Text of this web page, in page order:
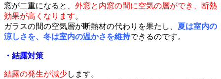
窓が二重になると、 外窓と内窓の間に空気の層ができ、断熱
効果が高くなります。
ガラスの間の空気層が断熱材の代わりを果たし、 夏は室内の
涼しさを、冬は室内の温かさを維持できるのです。
・結露対策
結露の発生が減少します。